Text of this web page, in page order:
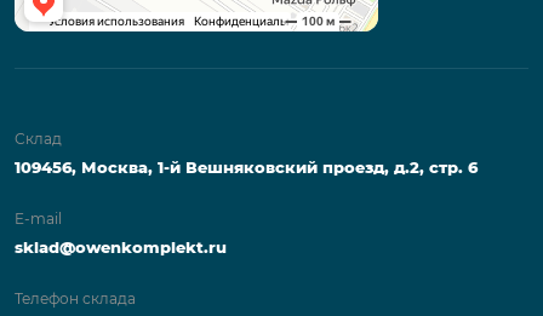
Склад
109456, Москва, 1-й Вешняковский проезд, д.2, стр. 6
E-mail
sklad@owenkomplekt.ru
Телефон склада